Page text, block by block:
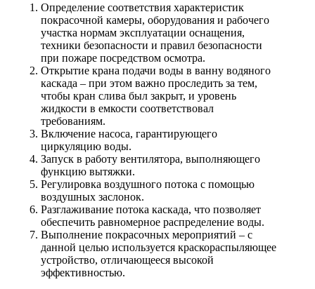
Определение соответствия характеристик
покрасочной камеры, оборудования и рабочего
участка нормам эксплуатации оснащения,
техники безопасности и правил безопасности
при пожаре посредством осмотра.
Открытие крана подачи воды в ванну водяного
каскада – при этом важно проследить за тем,
чтобы кран слива был закрыт, и уровень
жидкости в емкости соответствовал
требованиям.
Включение насоса, гарантирующего
циркуляцию воды.
Запуск в работу вентилятора, выполняющего
функцию вытяжки.
Регулировка воздушного потока с помощью
воздушных заслонок.
Разглаживание потока каскада, что позволяет
обеспечить равномерное распределение воды.
Выполнение покрасочных мероприятий – с
данной целью используется краскораспыляющее
устройство, отличающееся высокой
эффективностью.